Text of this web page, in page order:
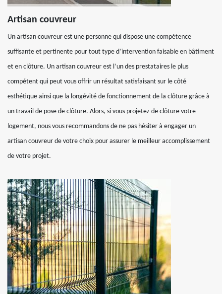
Artisan couvreur
Un artisan couvreur est une personne qui dispose une compétence
suffisante et pertinente pour tout type d’intervention faisable en bâtiment
et en clôture. Un artisan couvreur est l’un des prestataires le plus
compétent qui peut vous offrir un résultat satisfaisant sur le côté
esthétique ainsi que la longévité de fonctionnement de la clôture grâce à
un travail de pose de clôture. Alors, si vous projetez de clôture votre
logement, nous vous recommandons de ne pas hésiter à engager un
artisan couvreur de votre choix pour assurer le meilleur accomplissement
de votre projet.